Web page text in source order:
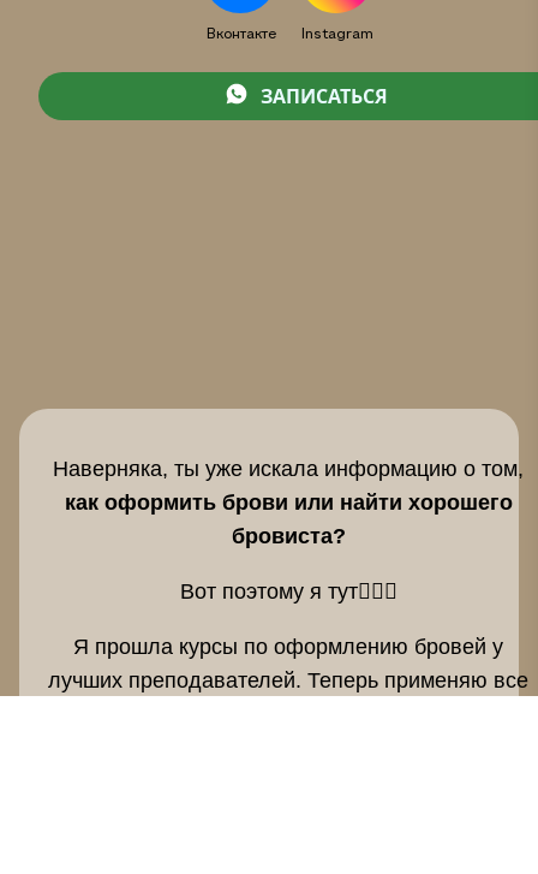
Вконтакте Instagram
ЗАПИСАТЬСЯ
Наверняка, ты уже искала информацию о том,
как оформить брови или найти хорошего
бровиста?
Вот поэтому я тут💁🏻‍♀
Я прошла курсы по оформлению бровей у
лучших преподавателей. Теперь применяю все